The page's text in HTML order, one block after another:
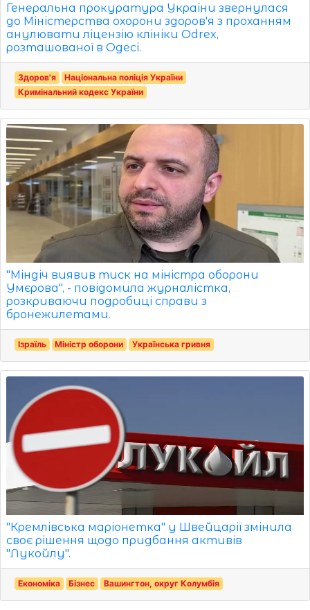
Генеральна прокуратура України звернулася
до Міністерства охорони здоров'я з проханням
анулювати ліцензію клініки Odrex,
розташованої в Одесі.
Здоров'я
Національна поліція України
Кримінальний кодекс України
"Міндіч виявив тиск на міністра оборони
Умєрова", - повідомила журналістка,
розкриваючи подробиці справи з
бронежилетами.
Ізраїль Міністр оборони Українська гривня
"Кремлівська маріонетка" у Швейцарії змінила
своє рішення щодо придбання активів
"Лукойлу".
Економіка Бізнес Вашингтон, округ Колумбія